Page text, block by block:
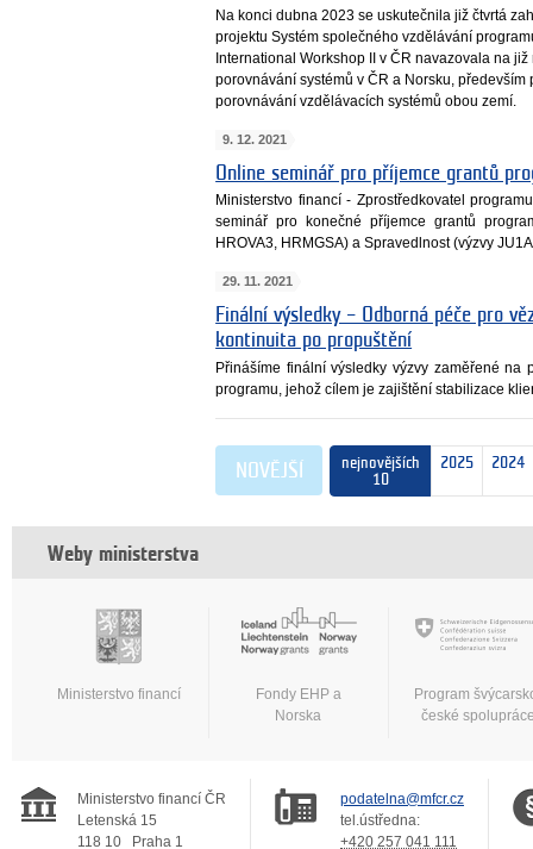
Na konci dubna 2023 se uskutečnila již čtvrtá
projektu Systém společného vzdělávání
International Workshop II v ČR navazovala na
porovnávání systémů v ČR a Norsku,
porovnávání vzdělávacích systémů obou zemí.
9. 12. 2021
Online seminář pro příjemce grantů
Ministerstvo financí - Zprostředkovatel
seminář pro konečné příjemce grantů
HROVA3, HRMGSA) a Spravedlnost (výzvy
29. 11. 2021
Finální výsledky – Odborná péče pro
kontinuita po propuštění
Přinášíme finální výsledky výzvy zaměřené na
programu, jehož cílem je zajištění stabilizace
nejnovějších
10
2025 2024
NOVĚJŠÍ
Weby ministerstva
Ministerstvo financí
Fondy EHP a
Norska
Program
české
Ministerstvo financí ČR
Letenská 15
118 10
Praha 1
podatelna@mfcr.cz
tel.ústředna:
+420 257 041 111